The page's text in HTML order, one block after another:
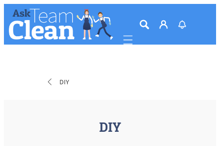
Mobile navigation
DIY
DIY